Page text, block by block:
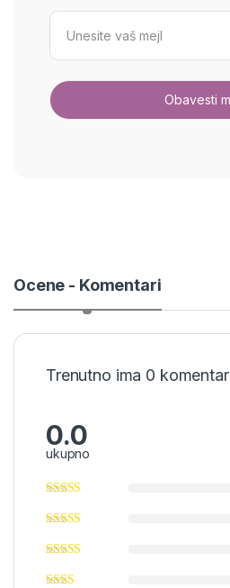
Ocene - Komentari
Trenutno ima 0 komentar
0.0
ukupno